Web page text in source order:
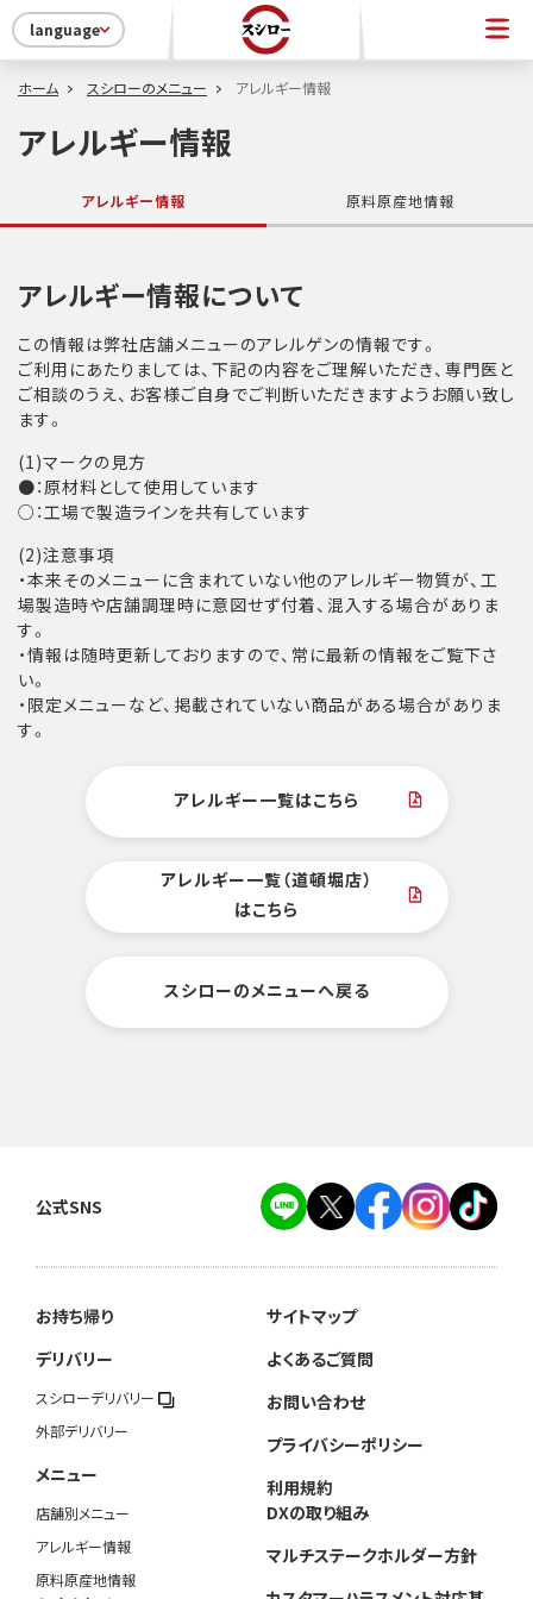
language
ホーム スシローのメニュー アレルギー情報
アレルギー情報
アレルギー情報 原料原産地情報
アレルギー情報について
この情報は弊社店舗メニューのアレルゲンの情報です。
ご利用にあたりましては、下記の内容をご理解いただき、専門医と
ご相談のうえ、お客様ご自身でご判断いただきますようお願い致し
ます。
(1)マークの見方
●：原材料として使用しています
○：工場で製造ラインを共有しています
(2)注意事項
・本来そのメニューに含まれていない他のアレルギー物質が、工
場製造時や店舗調理時に意図せず付着、混入する場合がありま
す。
・情報は随時更新しておりますので、常に最新の情報をご覧下さ
い。
・限定メニューなど、掲載されていない商品がある場合がありま
す。
アレルギー一覧はこちら
アレルギー一覧（道頓堀店）
はこちら
スシローのメニューへ戻る
公式SNS
お持ち帰り
デリバリー
スシローデリバリー
外部デリバリー
メニュー
店舗別メニュー
アレルギー情報
原料原産地情報
サイトマップ
よくあるご質問
お問い合わせ
プライバシーポリシー
利用規約
DXの取り組み
マルチステークホルダー方針